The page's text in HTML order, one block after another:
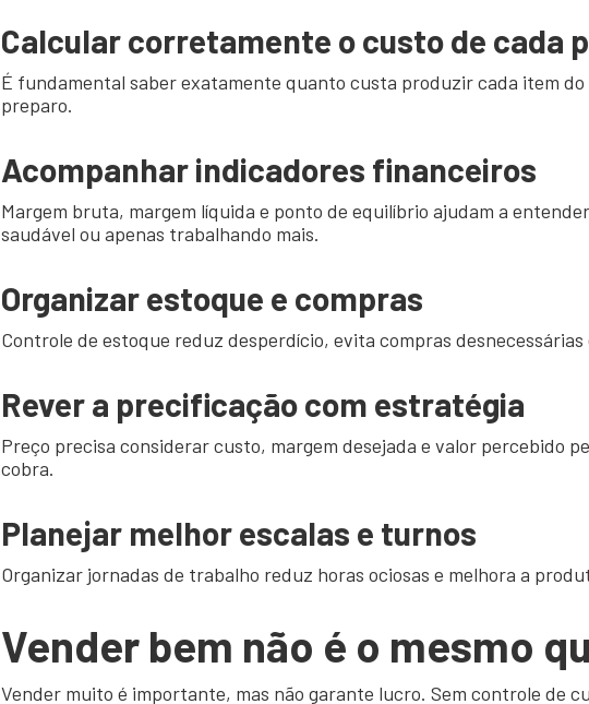
Calcular corretamente o custo de cada
É fundamental saber exatamente quanto custa produzir cada item
preparo.
Acompanhar indicadores financeiros
Margem bruta, margem líquida e ponto de equilíbrio ajudam a
saudável ou apenas trabalhando mais.
Organizar estoque e compras
Controle de estoque reduz desperdício, evita compras
Rever a precificação com estratégia
Preço precisa considerar custo, margem desejada e valor percebido
cobra.
Planejar melhor escalas e turnos
Organizar jornadas de trabalho reduz horas ociosas e melhora a
Vender bem não é o mesmo
Vender muito é importante, mas não garante lucro. Sem controle de